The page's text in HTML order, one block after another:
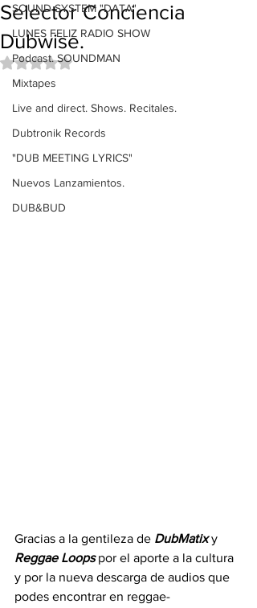
SOUND SYSTEM "DATA"
LUNES FELIZ RADIO SHOW
Podcast. SOUNDMAN
Mixtapes
Live and direct. Shows. Recitales.
Dubtronik Records
"DUB MEETING LYRICS"
Nuevos Lanzamientos.
DUB&BUD
Selector Conciencia
Dubwise.
Obtuvo NaN de 5 estrellas.
Gracias a la gentileza de DubMatix y
Reggae Loops por el aporte a la cultura
y por la nueva descarga de audios que
podes encontrar en reggae-